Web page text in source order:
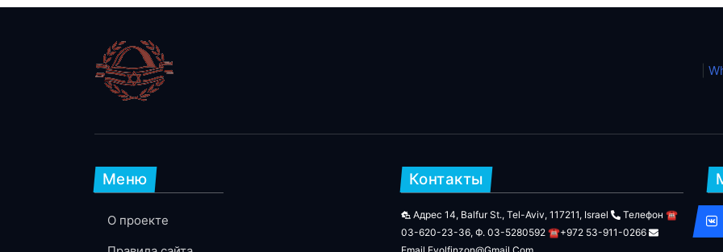
Меню
О проекте
Контакты
Адрес 14, Balfur St., Tel-Aviv, 117211, Israel
Телефон ☎
03-620-23-36, Ф. 03-5280592 ☎+972 53-911-0266